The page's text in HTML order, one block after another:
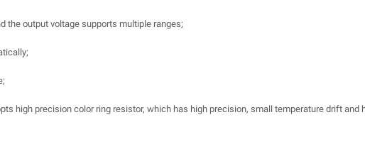
the output voltage supports multiple ranges;
high precision color ring resistor, which has high precision, small temperature drift and